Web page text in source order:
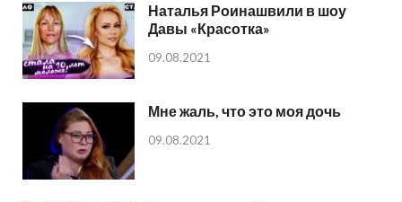
Наталья Роинашвили в шоу
Давы «Красотка»
09.08.2021
Мне жаль, что это моя дочь
09.08.2021